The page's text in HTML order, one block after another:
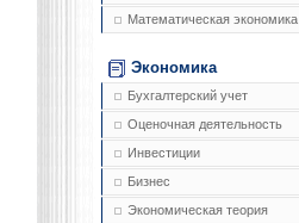
Математическая экономика
Экономика
Бухгалтерский учет
Оценочная деятельность
Инвестиции
Бизнес
Экономическая теория